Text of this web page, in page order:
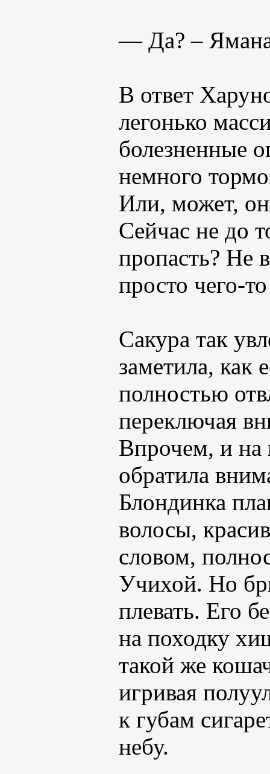
— Да? –
В ответ
легонько
болезненные
немного
Или, может,
Сейчас не до
пропасть? Не
просто чего-
Сакура так
заметила, как
полностью
переключая
Впрочем, и на
обратила
Блондинка
волосы,
словом,
Учихой. Но
плевать. Его
на походку
такой же
игривая
к губам
небу.